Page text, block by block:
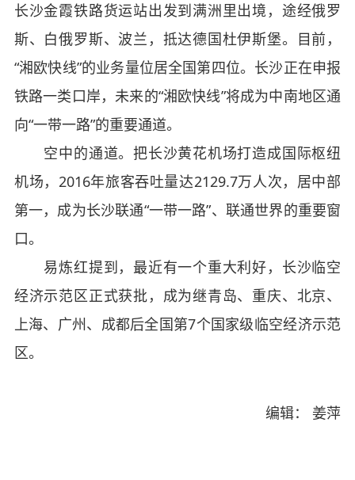
长沙金霞铁路货运站出发到满洲里出境，途经俄罗
斯、白俄罗斯、波兰，抵达德国杜伊斯堡。目前，
“湘欧快线”的业务量位居全国第四位。长沙正在申报
铁路一类口岸，未来的“湘欧快线”将成为中南地区通
向“一带一路”的重要通道。
空中的通道。把长沙黄花机场打造成国际枢纽
机场，2016年旅客吞吐量达2129.7万人次，居中部
第一，成为长沙联通“一带一路”、联通世界的重要窗
口。
易炼红提到，最近有一个重大利好，长沙临空
经济示范区正式获批，成为继青岛、重庆、北京、
上海、广州、成都后全国第7个国家级临空经济示范
区。
编辑： 姜萍